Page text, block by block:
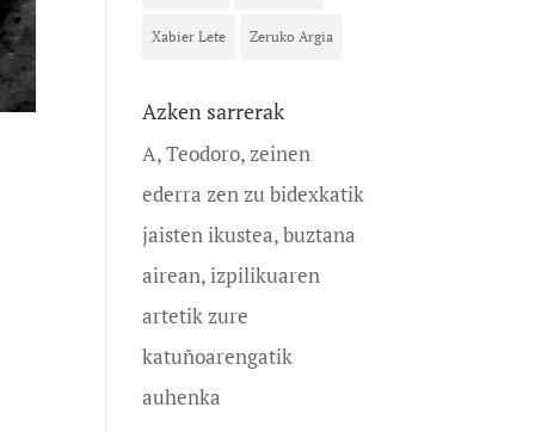
Xabier Lete Zeruko Argia
Azken sarrerak
A, Teodoro, zeinen
ederra zen zu bidexkatik
jaisten ikustea, buztana
airean, izpilikuaren
artetik zure
katuñoarengatik
auhenka